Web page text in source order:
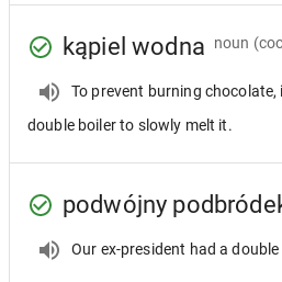
kąpiel wodna noun
To prevent burning
double boiler to slowly melt it.
podwójny
Our ex-president had a double